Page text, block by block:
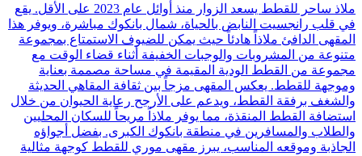
ملاذ ساحر للقطط يسعد الزوار منذ أوائل عام 2023 على الأقل. يقع
في قلب رانجسيت النابض بالحياة، شمال بانكوك مباشرة، ويوفر هذا
المقهى الدافئ ملاذاً هادئاً حيث يمكن للضيوف الاستمتاع بمجموعة
متنوعة من المشروبات والوجبات الخفيفة أثناء قضاء الوقت مع
مجموعة من القطط الودية المقيمة في مساحة مصممة بعناية
وموجهة للقطط. يعكس المقهى مزجاً بين ثقافة المقاهي الحديثة
والشغف برفقة القطط، ويدعم على الأرجح رعاية الحيوان من خلال
استضافة القطط المنقذة، مما يوفر ملاذاً مريحاً للسكان المحليين
والطلاب والمسافرين في منطقة بانكوك الكبرى. بفضل أجواؤه
الجاذبة وموقعه المناسب، يبرز مقهى موري للقطط كوجهة مثالية